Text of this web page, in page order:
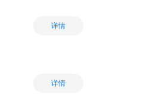
详情
详情